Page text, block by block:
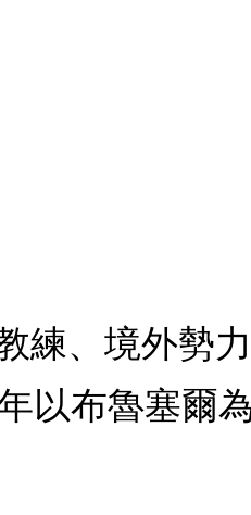
練、境外勢
以布魯塞爾